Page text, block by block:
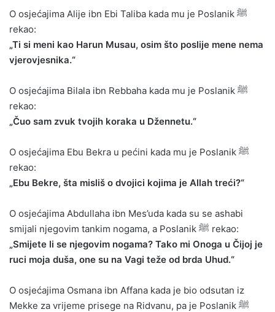
O osjećajima Alije ibn Ebi Taliba kada mu je Poslanik ﷺ
rekao:
„Ti si meni kao Harun Musau, osim što poslije mene nema
vjerovjesnika.“
O osjećajima Bilala ibn Rebbaha kada mu je Poslanik ﷺ
rekao:
„Čuo sam zvuk tvojih koraka u Džennetu.“
O osjećajima Ebu Bekra u pećini kada mu je Poslanik ﷺ
rekao:
„Ebu Bekre, šta misliš o dvojici kojima je Allah treći?“
O osjećajima Abdullaha ibn Mes’uda kada su se ashabi
smijali njegovim tankim nogama, a Poslanik ﷺ rekao:
„Smijete li se njegovim nogama? Tako mi Onoga u Čijoj je
ruci moja duša, one su na Vagi teže od brda Uhud.“
O osjećajima Osmana ibn Affana kada je bio odsutan iz
Mekke za vrijeme prisege na Ridvanu, pa je Poslanik ﷺ